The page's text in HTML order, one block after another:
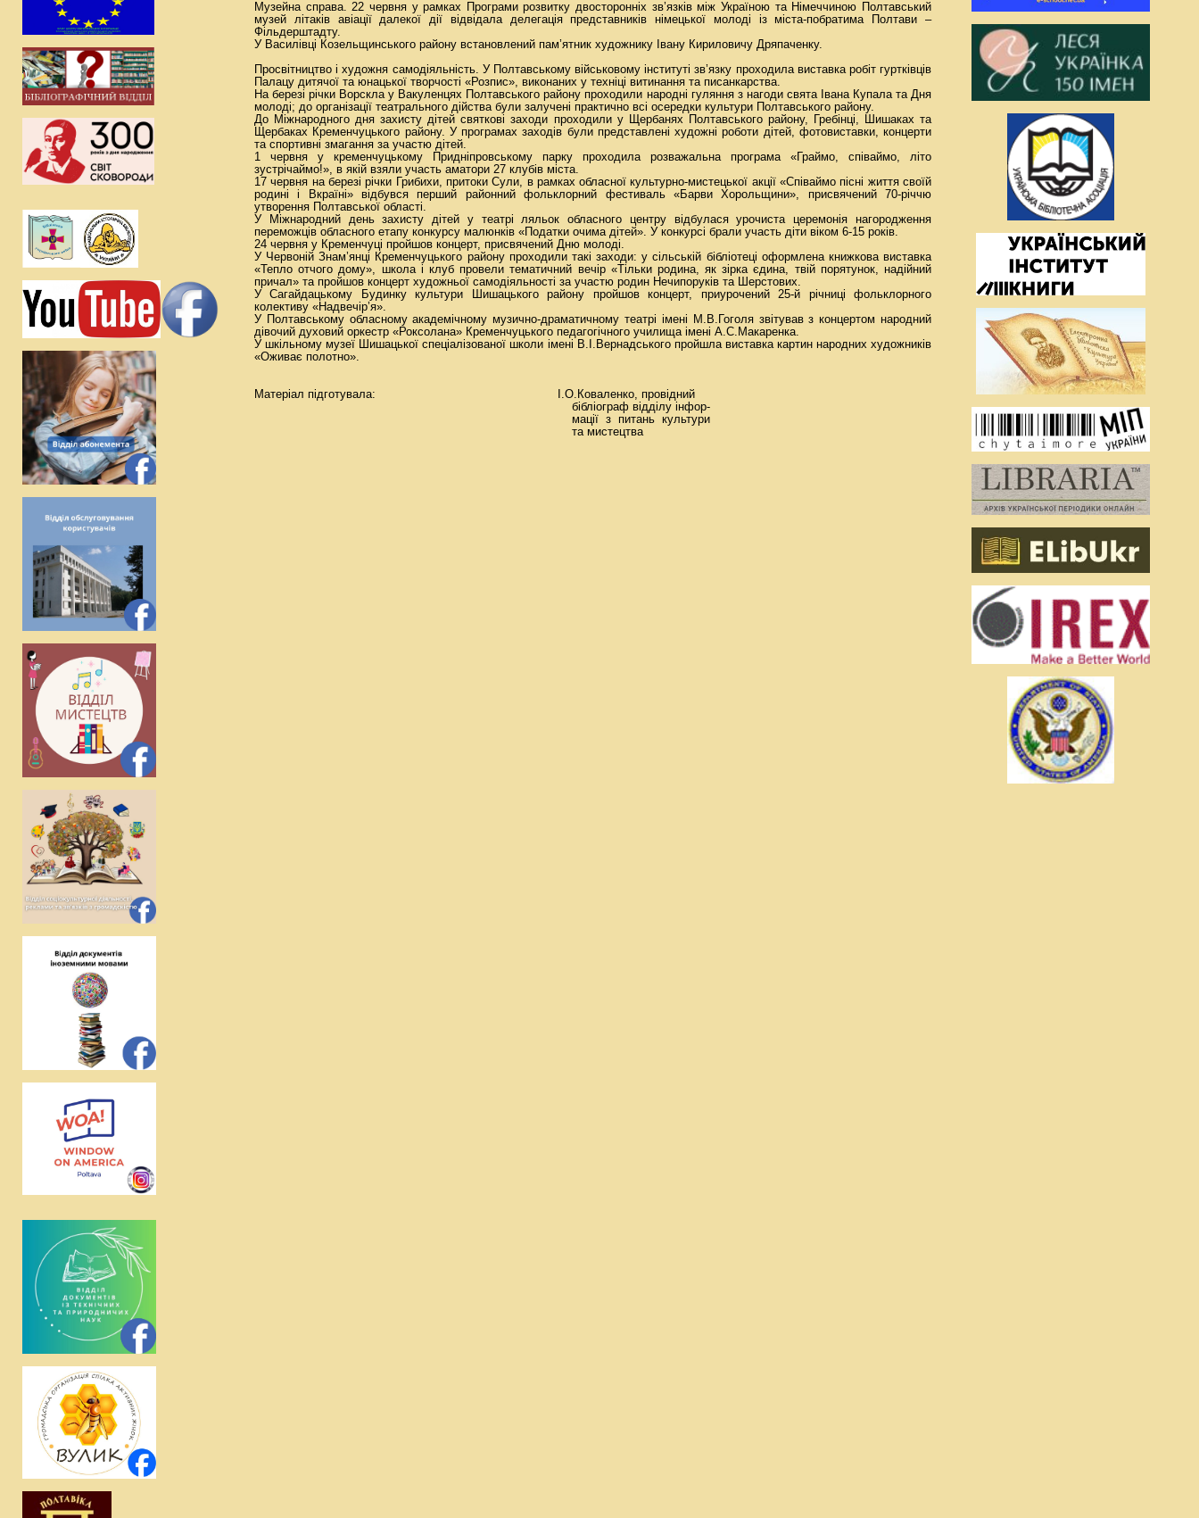
Музейна справа. 22 червня у рамках Програми розвитку двосторонніх зв’язків між Україною та Німеччиною Полтавський
музей літаків авіації далекої дії відвідала делегація представників німецької молоді із міста-побратима Полтави –
Фільдерштадту.
У Василівці Козельщинського району встановлений пам’ятник художнику Івану Кириловичу Дряпаченку.
Просвітництво і художня самодіяльність. У Полтавському військовому інституті зв’язку проходила виставка робіт гуртківців
Палацу дитячої та юнацької творчості «Розпис», виконаних у техніці витинання та писанкарства.
На березі річки Ворскла у Вакуленцях Полтавського району проходили народні гуляння з нагоди свята Івана Купала та Дня
молоді; до організації театрального дійства були залучені практично всі осередки культури Полтавського району.
До Міжнародного дня захисту дітей святкові заходи проходили у Щербанях Полтавського району, Гребінці, Шишаках та
Щербаках Кременчуцького району. У програмах заходів були представлені художні роботи дітей, фотовиставки, концерти
та спортивні змагання за участю дітей.
1 червня у кременчуцькому Придніпровському парку проходила розважальна програма «Граймо, співаймо, літо
зустрічаймо!», в якій взяли участь аматори 27 клубів міста.
17 червня на березі річки Грибихи, притоки Сули, в рамках обласної культурно-мистецької акції «Співаймо пісні життя своїй
родині і Вкраїні» відбувся перший районний фольклорний фестиваль «Барви Хорольщини», присвячений 70-річчю
утворення Полтавської області.
У Міжнародний день захисту дітей у театрі ляльок обласного центру відбулася урочиста церемонія нагородження
переможців обласного етапу конкурсу малюнків «Податки очима дітей». У конкурсі брали участь діти віком 6-15 років.
24 червня у Кременчуці пройшов концерт, присвячений Дню молоді.
У Червоній Знам’янці Кременчуцького району проходили такі заходи: у сільській бібліотеці оформлена книжкова виставка
«Тепло отчого дому», школа і клуб провели тематичний вечір «Тільки родина, як зірка єдина, твій порятунок, надійний
причал» та пройшов концерт художньої самодіяльності за участю родин Нечипоруків та Шерстових.
У Сагайдацькому Будинку культури Шишацького району пройшов концерт, приурочений 25-й річниці фольклорного
колективу «Надвечір’я».
У Полтавському обласному академічному музично-драматичному театрі імені М.В.Гоголя звітував з концертом народний
дівочий духовий оркестр «Роксолана» Кременчуцького педагогічного училища імені А.С.Макаренка.
У шкільному музеї Шишацької спеціалізованої школи імені В.І.Вернадського пройшла виставка картин народних художників
«Оживає полотно».
Матеріал підготувала: І.О.Коваленко, провідний
бібліограф відділу інфор-
мації з питань культури
та мистецтва